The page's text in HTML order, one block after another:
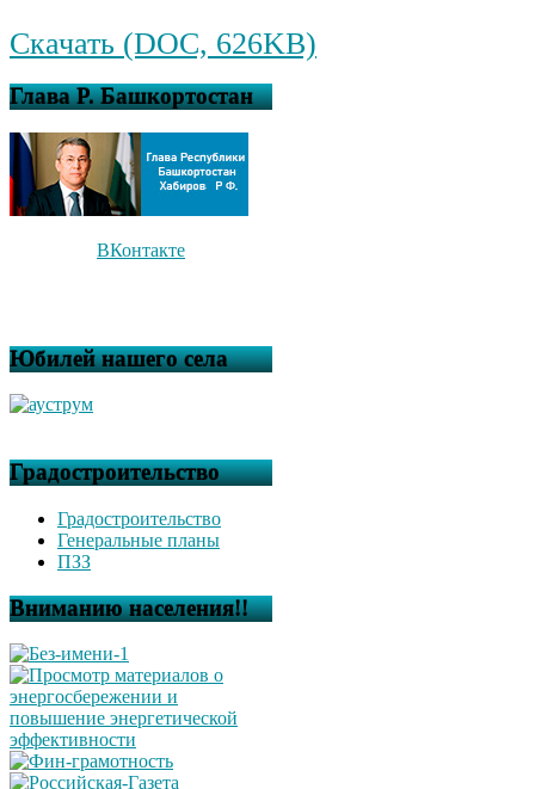
Скачать (DOC, 626KB)
Глава Р. Башкортостан
ВКонтакте
Юбилей нашего села
Градостроительство
Градостроительство
Генеральные планы
ПЗЗ
Вниманию населения!!